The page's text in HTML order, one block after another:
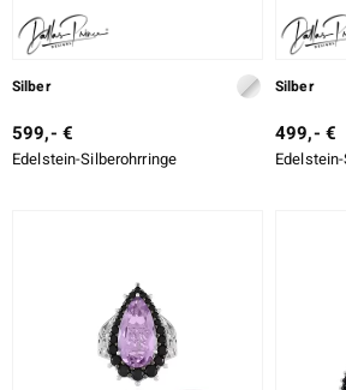
Silber
599,- €
Edelstein-Silberohrringe
Silber
499,- €